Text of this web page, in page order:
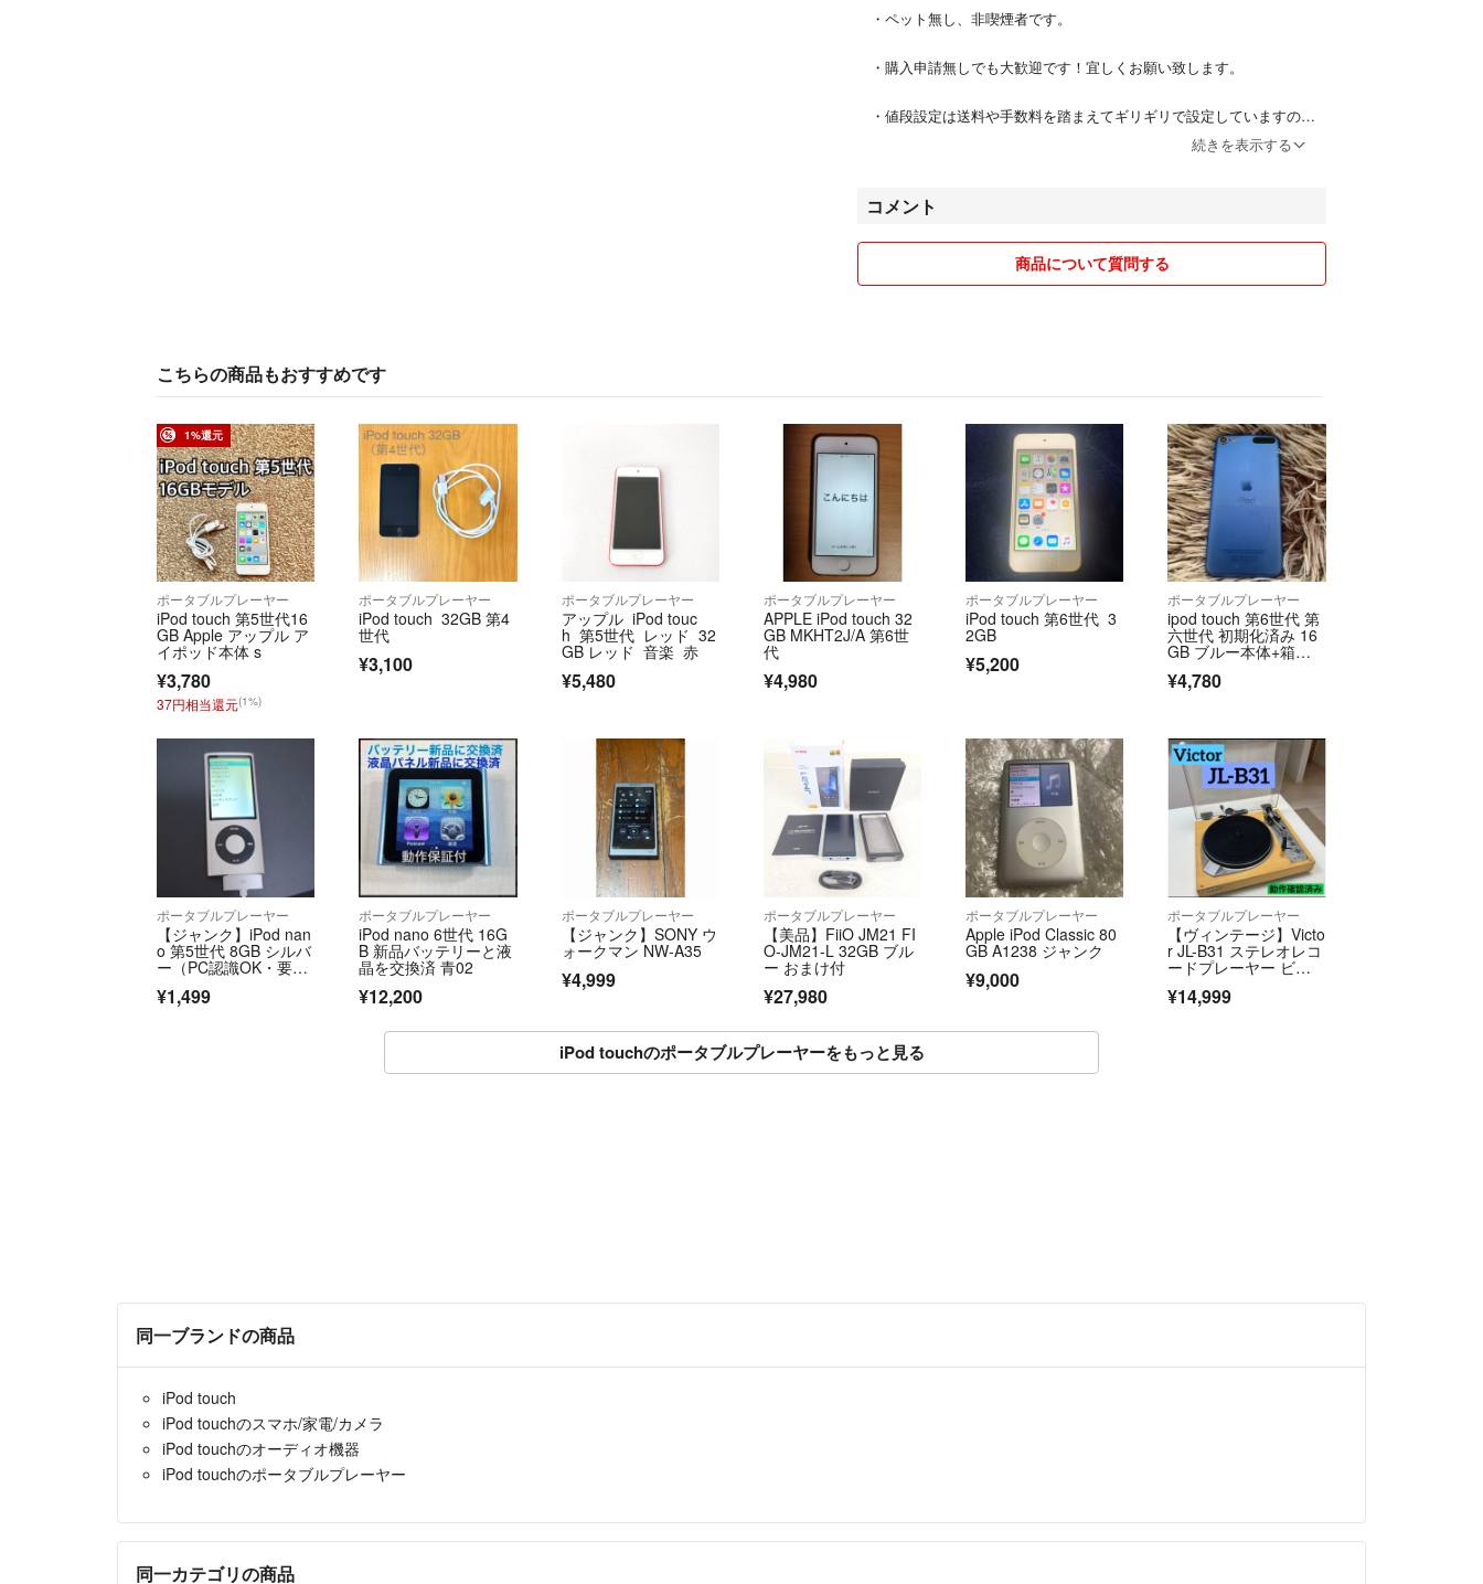
・ペット無し、非喫煙者です。
・購入申請無しでも大歓迎です！宜しくお願い致します。
・値段設定は送料や手数料を踏まえてギリギリで設定していますの
で、大幅なお値引き交渉はご遠慮頂きますよう宜しくお願い致しま
・中古商品の販売がメインになっており、すり替え防止等の観点から
返品は無しで基本的にはお願い致します。
・領収書は発行不可、サイズは測りが無いのでお伝え出来ません。電
【発送及び受取等の対応不可スケジュール】
2026年2月2日〜2月10日
続きを表示する
コメント
商品について質問する
こちらの商品もおすすめです
1%還元
ポータブルプレーヤー
iPod touch 第5世代16
GB Apple アップル ア
イポッド本体 s
¥3,780
37円相当還元(1%)
ポータブルプレーヤー
iPod touch 32GB 第4
世代
¥3,100
ポータブルプレーヤー
アップル iPod touc
h 第5世代 レッド 32
GB レッド 音楽 赤
¥5,480
ポータブルプレーヤー
APPLE iPod touch 32
GB MKHT2J/A 第6世
代
¥4,980
ポータブルプレーヤー
iPod touch 第6世代 3
2GB
¥5,200
ポータブルプレーヤー
ipod touch 第6世代 第
六世代 初期化済み 16
GB ブルー本体+箱の
¥4,780
ポータブルプレーヤー
​【ジャンク】iPod nan
o 第5世代 8GB シルバ
ー（PC認識OK・要給
電）
¥1,499
ポータブルプレーヤー
iPod nano 6世代 16G
B 新品バッテリーと液
晶を交換済 青02
¥12,200
ポータブルプレーヤー
【ジャンク】SONY ウ
ォークマン NW-A35
¥4,999
ポータブルプレーヤー
【美品】FiiO JM21 FI
O-JM21-L 32GB ブル
ー おまけ付
¥27,980
ポータブルプレーヤー
Apple iPod Classic 80
GB A1238 ジャンク
¥9,000
ポータブルプレーヤー
【ヴィンテージ】Victo
r JL-B31 ステレオレコ
ードプレーヤー ビク
ター
¥14,999
iPod touchのポータブルプレーヤーをもっと見る
同一ブランドの商品
iPod touch
iPod touchのスマホ/家電/カメラ
iPod touchのオーディオ機器
iPod touchのポータブルプレーヤー
同一カテゴリの商品